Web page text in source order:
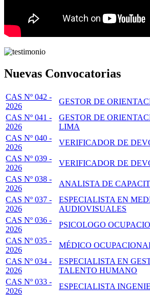
Nuevas Convocatorias
CAS Nº 042 -
2026
GESTOR DE
CAS Nº 041 -
2026
GESTOR DE
LIMA
CAS Nº 040 -
2026
VERIFICADOR DE
CAS Nº 039 -
2026
VERIFICADOR DE
CAS Nº 038 -
2026
ANALISTA DE
CAS Nº 037 -
2026
ESPECIALISTA EN
AUDIOVISUALES
CAS Nº 036 -
2026
PSICOLOGO
CAS Nº 035 -
2026
MÉDICO
CAS Nº 034 -
2026
ESPECIALISTA EN
TALENTO HUMANO
CAS Nº 033 -
2026
ESPECIALISTA